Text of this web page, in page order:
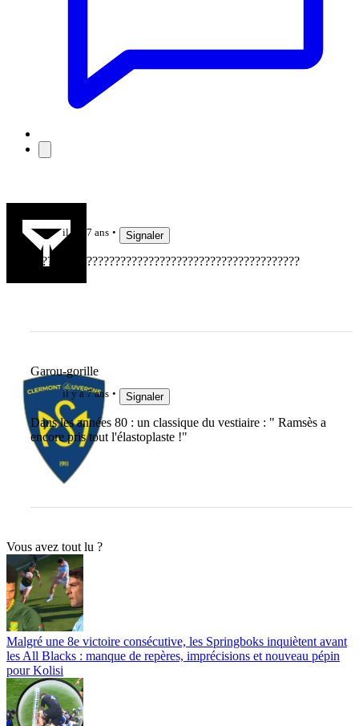
il y a 7 ans Signaler
????????????????????????????????????????????????
Garou-gorille
il y a 7 ans Signaler
Dans les années 80 : un classique du vestiaire : " Ramsès a
encore pris tout l'élastoplaste !"
Vous avez tout lu ?
Malgré une 8e victoire consécutive, les Springboks inquiètent avant
les All Blacks : manque de repères, imprécisions et nouveau pépin
pour Kolisi